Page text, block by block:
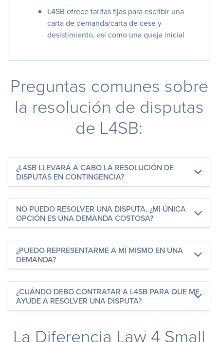
L4SB ofrece tarifas fijas para escribir una
carta de demanda/carta de cese y
desistimiento, así como una queja inicial
Preguntas comunes sobre
la resolución de disputas
de L4SB:
¿L4SB LLEVARÁ A CABO LA RESOLUCIÓN DE
DISPUTAS EN CONTINGENCIA?
NO PUEDO RESOLVER UNA DISPUTA. ¿MI ÚNICA
OPCIÓN ES UNA DEMANDA COSTOSA?
¿PUEDO REPRESENTARME A MÍ MISMO EN UNA
DEMANDA?
¿CUÁNDO DEBO CONTRATAR A L4SB PARA QUE ME
AYUDE A RESOLVER UNA DISPUTA?
La Diferencia Law 4 Small